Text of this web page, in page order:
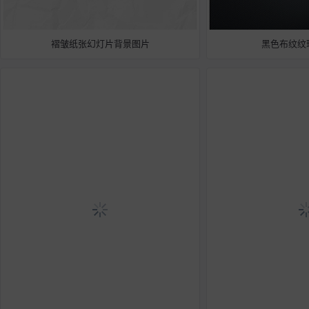
褶皱纸张幻灯片背景图片 黑色布纹